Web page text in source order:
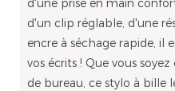
d'une prise en main
d'un clip réglable, d'une
encre à séchage rapide, il
vos écrits ! Que vous
de bureau, ce stylo à bille